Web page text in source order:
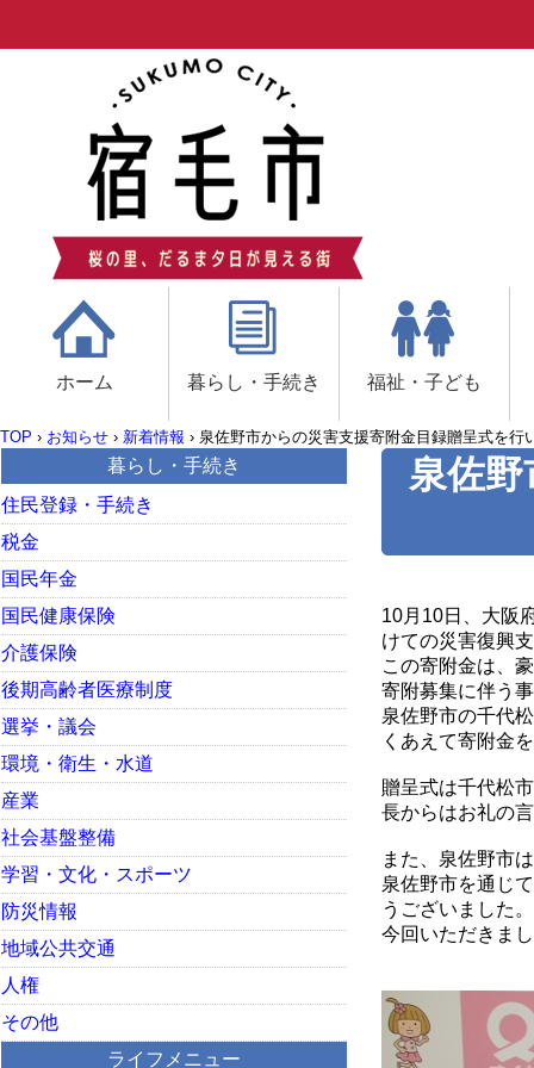
ホーム 暮らし・手続き 福祉・子ども
TOP › お知らせ › 新着情報 › 泉佐野市からの災害支援寄附金目録贈呈式を行
泉佐
10月10日、大阪
けての災害復興
この寄附金は、
寄附募集に伴う
泉佐野市の千代
くあえて寄附金
贈呈式は千代松
長からはお礼の
また、泉佐野市
泉佐野市を通じ
うございました。
今回いただきま
暮らし・手続き
住民登録・手続き
税金
国民年金
国民健康保険
介護保険
後期高齢者医療制度
選挙・議会
環境・衛生・水道
産業
社会基盤整備
学習・文化・スポーツ
防災情報
地域公共交通
人権
その他
ライフメニュー